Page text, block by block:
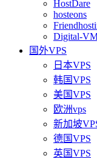
HostDare
hosteons
Digital-
国外VPS
日本VPS
韩国VPS
美国VPS
欧洲vps
新加坡
德国VPS
英国VPS